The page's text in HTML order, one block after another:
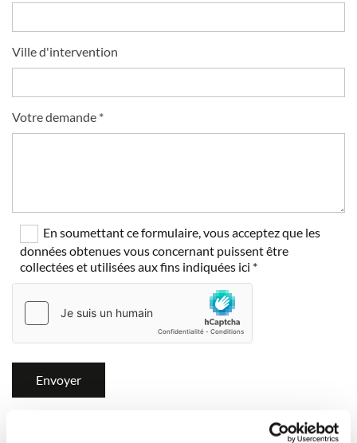
Ville d'intervention
Votre demande *
En soumettant ce formulaire, vous acceptez que les
données obtenues vous concernant puissent être
collectées et utilisées aux fins indiquées ici *